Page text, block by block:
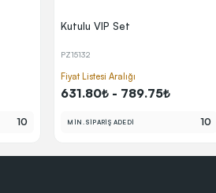
10
Kutulu VIP Set
PZ15132
Fiyat Listesi Aralığı
631.80₺ - 789.75₺
MİN. SİPARİŞ ADEDİ 10